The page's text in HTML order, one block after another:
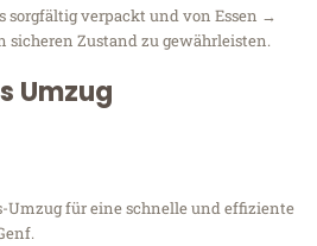
sorgfältig verpackt und von Essen →
sicheren Zustand zu gewährleisten.
Umzug
Umzug für eine schnelle und effiziente